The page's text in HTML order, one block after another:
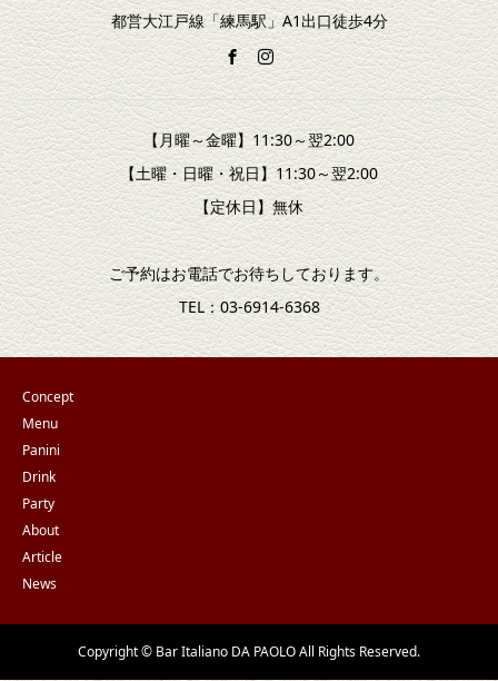
都営大江戸線「練馬駅」A1出口徒歩4分
【月曜～金曜】11:30～翌2:00
【土曜・日曜・祝日】11:30～翌2:00
【定休日】無休
ご予約はお電話でお待ちしております。
TEL：03-6914-6368
Concept
Menu
Panini
Drink
Party
About
Article
News
Copyright © Bar Italiano DA PAOLO All Rights Reserved.